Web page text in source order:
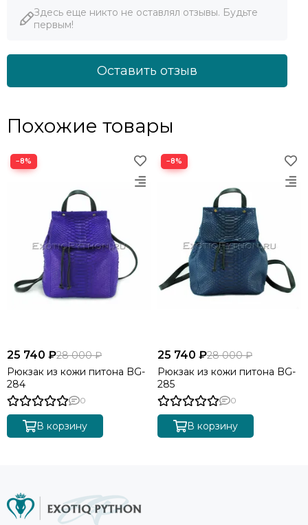
Здесь еще никто не оставлял отзывы. Будьте
первым!
Оставить отзыв
Похожие товары
−8%
25 740 ₽28 000 ₽
Рюкзак из кожи питона BG-
284
0
В корзину
−8%
25 740 ₽28 000 ₽
Рюкзак из кожи питона BG-
285
0
В корзину